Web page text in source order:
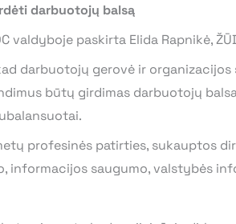
darbuotojų balsą
valdyboje paskirta Elida Rapnikė,
darbuotojų gerovė ir
būtų girdimas darbuotojų
profesinės patirties, sukauptos
informacijos saugumo, valstybės